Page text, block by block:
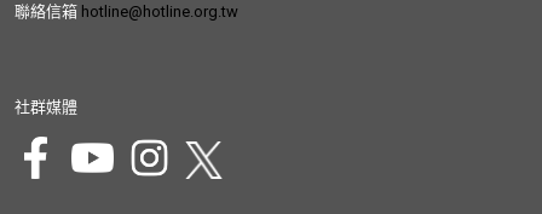
聯絡信箱 hotline@hotline.org.tw
社群媒體